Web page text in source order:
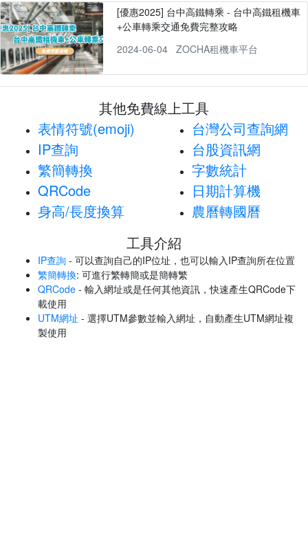
[優惠2025] 台中高鐵轉乘 - 台中高鐵租機車
+公車轉乘交通免費完整攻略
2024-06-04
ZOCHA租機車平台
其他免費線上工具
表情符號(emoji)
IP查詢
繁簡轉換
QRCode
身高/長度換算
台灣公司查詢網
台股資訊網
字數統計
日期計算機
農曆轉國曆
工具介紹
IP查詢 - 可以查詢自己的IP位址，也可以輸入IP查詢所在位置
繁簡轉換: 可進行繁轉簡或是簡轉繁
QRCode - 輸入網址或是任何其他資訊，快速產生QRCode下
載使用
UTM網址 - 選擇UTM參數並輸入網址，自動產生UTM網址複
製使用